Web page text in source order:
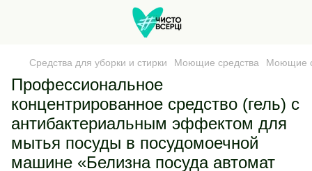
Средства для уборки и стирки Моющие средства Моющие
Профессиональное
концентрированное средство (гель) с
антибактериальным эффектом для
мытья посуды в посудомоечной
машине «Белизна посуда автомат